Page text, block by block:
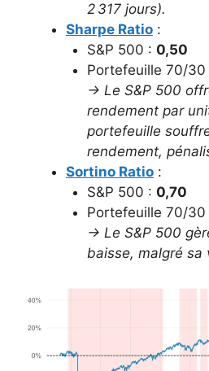
2 317 jours).
Sharpe Ratio :
S&P 500 : 0,50
Portefeuille 70/30
→ Le S&P 500
rendement par
portefeuille
rendement,
Sortino Ratio :
S&P 500 : 0,70
Portefeuille 70/30
→ Le S&P 500
baisse, malgré sa